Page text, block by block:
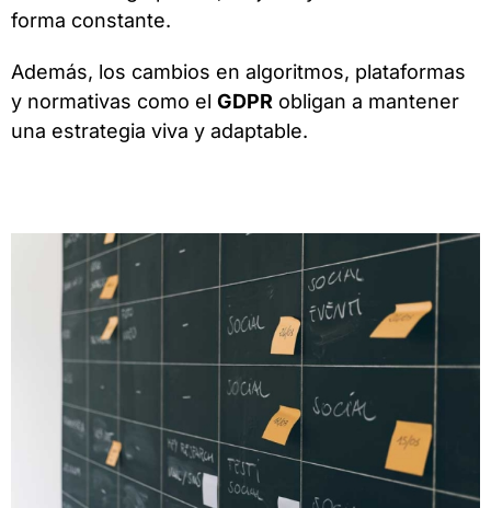
forma constante.
Además, los cambios en algoritmos, plataformas
y normativas como el GDPR obligan a mantener
una estrategia viva y adaptable.